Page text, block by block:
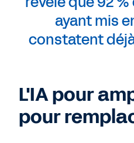
ayant mis
constatent
L'IA pour
pour